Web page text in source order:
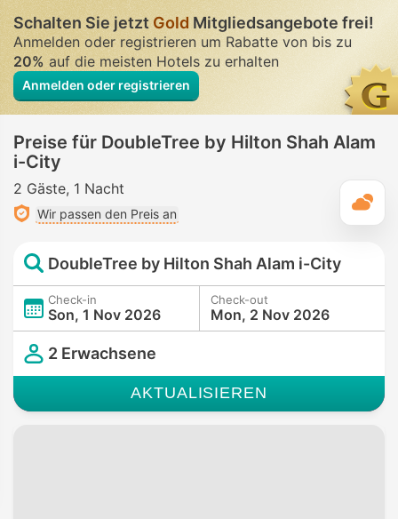
Schalten Sie jetztGold Mitgliedsangebote frei!
Anmelden oder registrieren um Rabatte von bis zu
20%auf die meisten Hotels zu erhalten
Anmelden oder registrieren
Preise für DoubleTree by Hilton Shah Alam
i-City
2 Gäste 1 Nacht
Wir passen den Preis an
DoubleTree by Hilton Shah Alam i-City
Check-in
Son, 1 Nov 2026
Check-out
Mon, 2 Nov 2026
2 Erwachsene
AKTUALISIEREN